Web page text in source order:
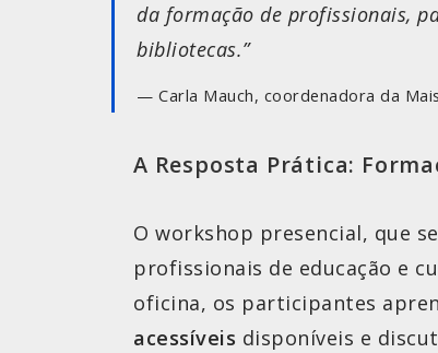
da formação de profissionais,
bibliotecas.”
Carla Mauch, coordenadora da
A Resposta Prática:
O workshop presencial, que
profissionais de educação e
oficina, os participantes
acessíveis disponíveis e